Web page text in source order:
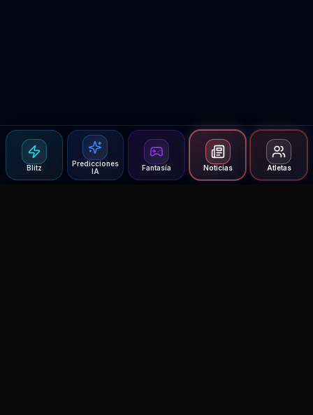
Blitz
Predicciones
IA
Fantasía Noticias Atletas